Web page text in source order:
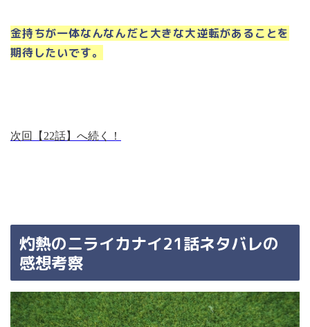
金持ちが一体なんなんだと大きな大逆転があることを
期待したいです。
次回【22話】へ続く！
灼熱のニライカナイ21話ネタバレの
感想考察